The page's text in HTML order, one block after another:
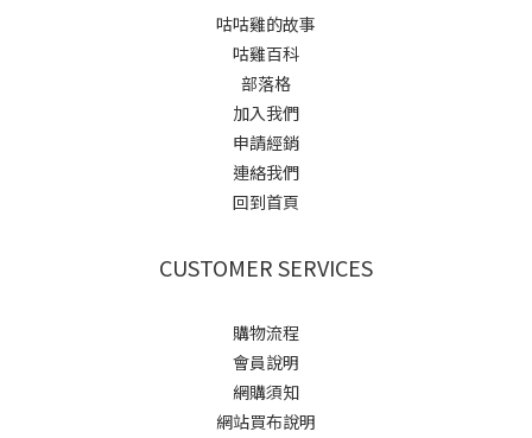
咕咕雞的故事
咕雞百科
部落格
加入我們
申請經銷
連絡我們
回到首頁
CUSTOMER SERVICES
購物流程
會員說明
網購須知
網站買布說明